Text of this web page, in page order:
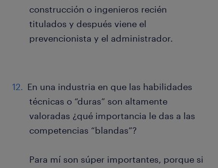
construcción o ingenieros recién
titulados y después viene el
prevencionista y el administrador.
En una industria en que las habilidades
técnicas o “duras” son altamente
valoradas ¿qué importancia le das a las
competencias “blandas”?
Para mí son súper importantes, porque si